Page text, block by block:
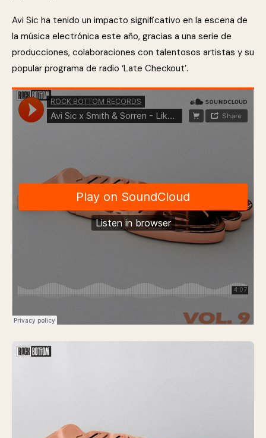
Avi Sic ha tenido un impacto significativo en la escena de
la música electrónica este año, gracias a una serie de
producciones, colaboraciones con talentosos artistas y su
popular programa de radio ‘Late Checkout’.